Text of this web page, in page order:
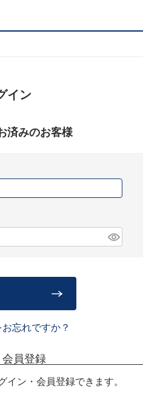
イン
済みのお客様
忘れですか？
員登録
ン・会員登録できます。